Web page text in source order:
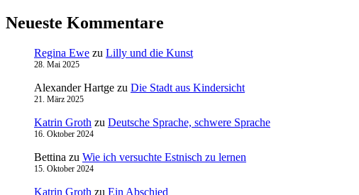
Neueste Kommentare
Regina Ewe zu Lilly und die Kunst
28. Mai 2025
Alexander Hartge zu Die Stadt aus Kindersicht
21. März 2025
Katrin Groth zu Deutsche Sprache, schwere Sprache
16. Oktober 2024
Bettina zu Wie ich versuchte Estnisch zu lernen
15. Oktober 2024
Katrin Groth zu Ein Abschied